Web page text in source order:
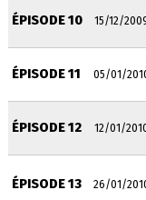
ÉPISODE 10 15/12/
ÉPISODE 11 05/01/
ÉPISODE 12 12/01/
ÉPISODE 13 26/01/